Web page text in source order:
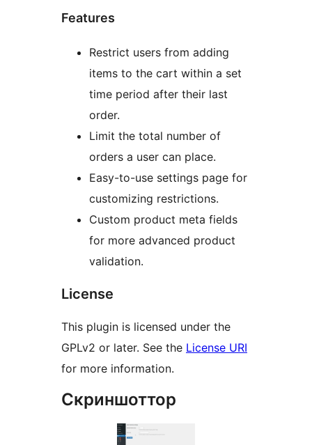
Features
Restrict users from adding
items to the cart within a set
time period after their last
order.
Limit the total number of
orders a user can place.
Easy-to-use settings page for
customizing restrictions.
Custom product meta fields
for more advanced product
validation.
License
This plugin is licensed under the
GPLv2 or later. See the License URI
for more information.
Скриншоттор